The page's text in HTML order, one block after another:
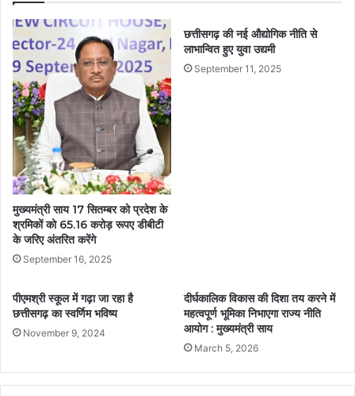
मुख्यमंत्री साय 17 सितम्बर को प्रदेश के
श्रमिकों को 65.16 करोड़ रूपए डीबीटी
के जरिए अंतरित करेंगे
September 16, 2025
छत्तीसगढ़ की नई औद्योगिक नीति से
लाभान्वित हुए युवा उद्यमी
September 11, 2025
पीएमश्री स्कूल में गढ़ा जा रहा है
छत्तीसगढ़ का स्वर्णिम भविष्य
November 9, 2024
दीर्घकालिक विकास की दिशा तय करने में
महत्वपूर्ण भूमिका निभाएगा राज्य नीति
आयोग : मुख्यमंत्री साय
March 5, 2026